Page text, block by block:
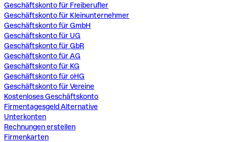
Geschäftskonto für Freiberufler
Geschäftskonto für Kleinunternehmer
Geschäftskonto für GmbH
Geschäftskonto für UG
Geschäftskonto für GbR
Geschäftskonto für AG
Geschäftskonto für KG
Geschäftskonto für oHG
Geschäftskonto für Vereine
Kostenloses Geschäftskonto
Firmentagesgeld Alternative
Unterkonten
Rechnungen erstellen
Firmenkarten